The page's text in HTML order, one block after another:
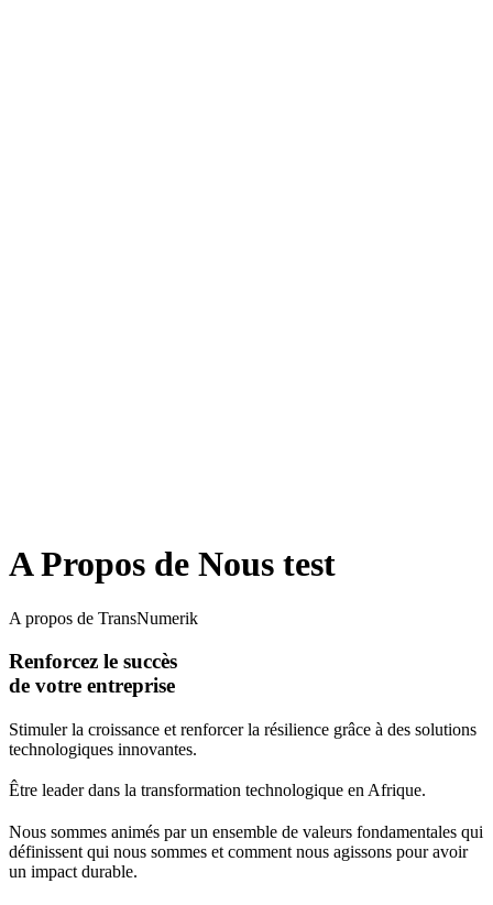
A Propos de Nous test
A propos de TransNumerik
Renforcez le succès
de votre entreprise
Stimuler la croissance et renforcer la résilience grâce à des solutions
technologiques innovantes.
Être leader dans la transformation technologique en Afrique.
Nous sommes animés par un ensemble de valeurs fondamentales qui
définissent qui nous sommes et comment nous agissons pour avoir
un impact durable.